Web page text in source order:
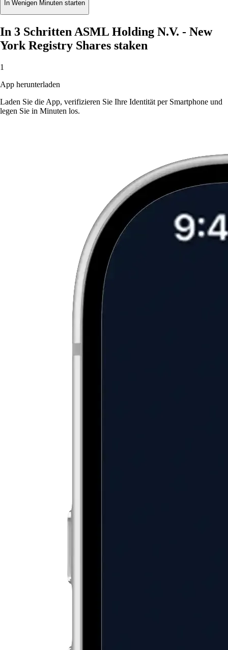
In Wenigen Minuten starten
In 3 Schritten ASML Holding N.V. - New
York Registry Shares staken
1
App herunterladen
Laden Sie die App, verifizieren Sie Ihre Identität per Smartphone und
legen Sie in Minuten los.